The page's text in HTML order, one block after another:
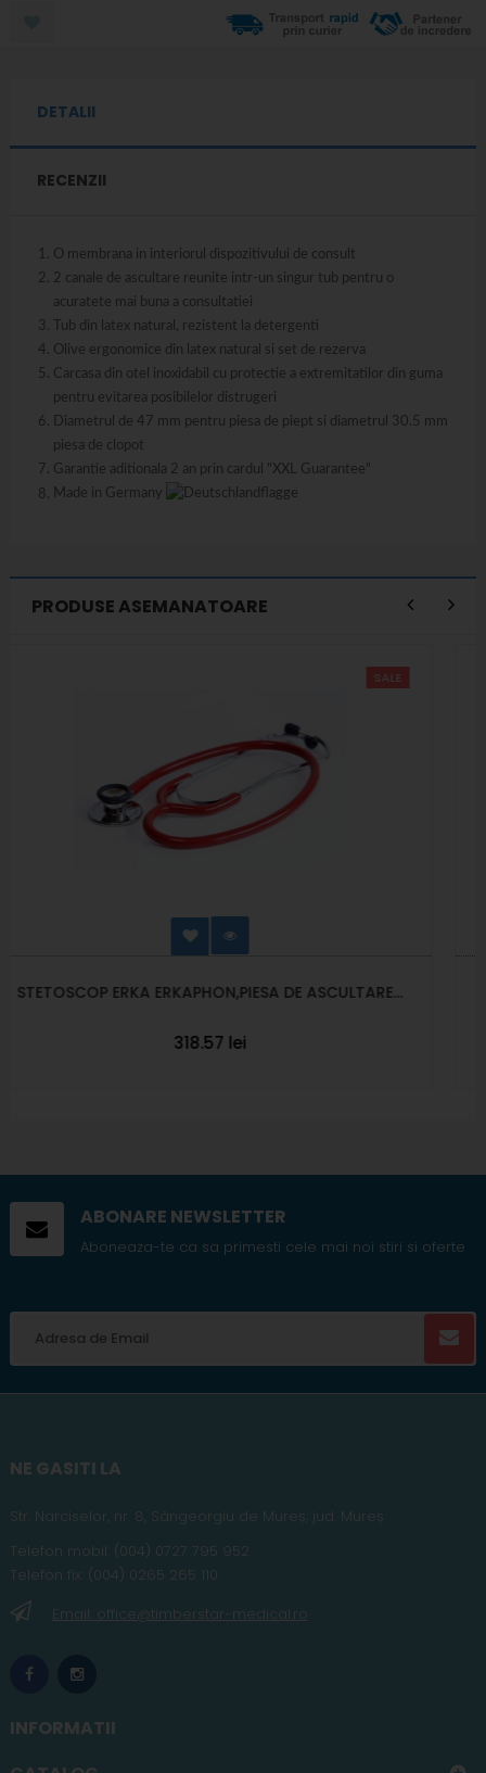
DETALII
RECENZII
O membrana in interiorul dispozitivului de consult
2 canale de ascultare reunite intr-un singur tub pentru o
acuratete mai buna a consultatiei
Tub din latex natural, rezistent la detergenti
Olive ergonomice din latex natural si set de rezerva
Carcasa din otel inoxidabil cu protectie a extremitatilor din guma
pentru evitarea posibilelor distrugeri
Diametrul de 47 mm pentru piesa de piept si diametrul 30.5 mm
piesa de clopot
Garantie aditionala 2 an prin cardul "XXL Guarantee"
Made in Germany
PRODUSE ASEMANATOARE
ASCULTARE... STETOSCOP ERKA ERKAPHON CU
ABONARE NEWSLETTER
Aboneaza-te ca sa primesti cele mai noi stiri si oferte
NE GASITI LA
Str. Narciselor, nr. 8, Sângeorgiu de Mureș jud . Mureș
Telefon mobil (004) 0727 795 952
Telefon fix: (004) 0265 265 110
Email: office@timberstar-medical.ro
INFORMATII